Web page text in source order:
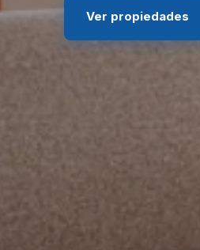
Ver propiedades